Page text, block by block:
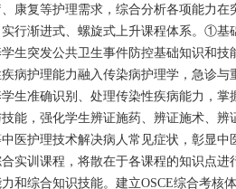
康复等护理需求，综合分析各项能力在
行渐进式、螺旋式上升课程体系。①基
生突发公共卫生事件防控基础知识和技
病护理能力融入传染病护理学，急诊与
生准确识别、处理传染性疾病能力，掌
能，强化学生辨证施药、辨证施术、辨
医护理技术解决病人常见症状，彰显中
实训课程，将散在于各课程的知识点进
和综合知识技能。建立OSCE综合考核